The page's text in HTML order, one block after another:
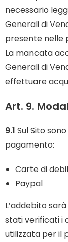
necessario
Generali di
presente nelle
La mancata
Generali di
effettuare
Art. 9.
9.1 Sul Sito
pagamento:
Carte di
Paypal
L’addebito
stati verificati i
utilizzata per il